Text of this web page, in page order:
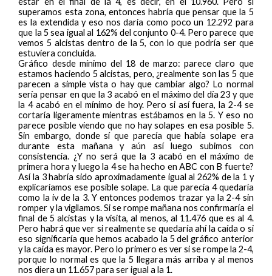
superamos esta zona, entonces habría que pensar que la 5
es la extendida y eso nos daría como poco un 12.292 para
que la 5 sea igual al 162% del conjunto 0-4. Pero parece que
vemos 5 alcistas dentro de la 5, con lo que podría ser que
estuviera concluida.
Gráfico desde mínimo del 18 de marzo: parece claro que
estamos haciendo 5 alcistas, pero, ¿realmente son las 5 que
parecen a simple vista o hay que cambiar algo? Lo normal
sería pensar en que la 3 acabó en el máximo del día 23 y que
la 4 acabó en el mínimo de hoy. Pero si así fuera, la 2-4 se
cortaría ligeramente mientras estábamos en la 5. Y eso no
parece posible viendo que no hay solapes en esa posible 5.
Sin embargo, donde sí que parecía que había solape era
durante esta mañana y aún así luego subimos con
consistencia. ¿Y no será que la 3 acabó en el máximo de
primera hora y luego la 4 se ha hecho en ABC con B fuerte?
Así la 3 habría sido aproximadamente igual al 262% de la 1 y
explicaríamos ese posible solape. La que parecía 4 quedaría
como la iv de la 3. Y entonces podemos trazar ya la 2-4 sin
romper y la vigilamos. Si se rompe mañana nos confirmaría el
final de 5 alcistas y la visita, al menos, al 11.476 que es al 4.
Pero habrá que ver si realmente se quedaría ahí la caída o si
eso significaría que hemos acabado la 5 del gráfico anterior
y la caída es mayor. Pero lo primero es ver si se rompe la 2-4,
porque lo normal es que la 5 llegara más arriba y al menos
nos diera un 11.657 para ser igual a la 1.